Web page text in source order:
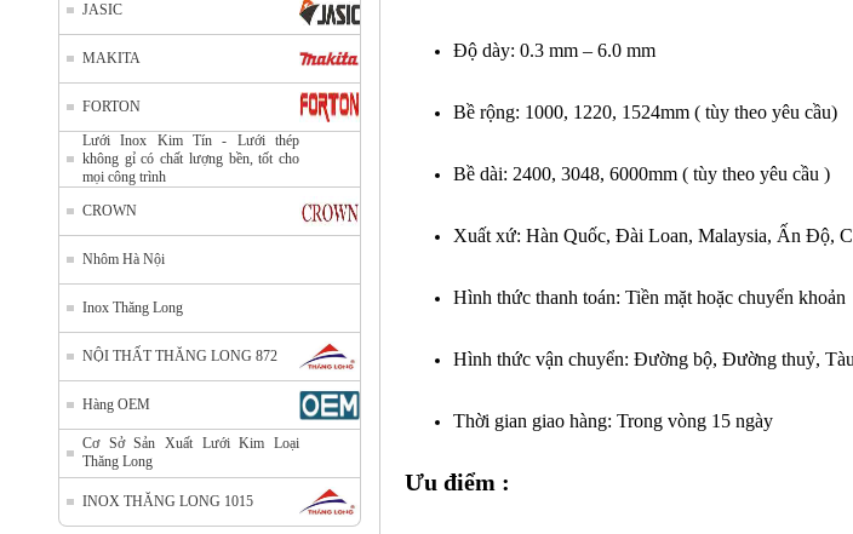
JASIC
MAKITA
FORTON
Lưới Inox Kim Tín - Lưới thép
không gỉ có chất lượng bền, tốt cho
mọi công trình
CROWN
Nhôm Hà Nội
Inox Thăng Long
NỘI THẤT THĂNG LONG 872
Hàng OEM
Cơ Sở Sản Xuất Lưới Kim Loại
Thăng Long
INOX THĂNG LONG 1015
Bán lưới inox tại Hà Nội
Mã SP: Banluoiinoxtaihanoi
Call
Độ dày: 0.3 mm – 6.0 mm
Bề rộng: 1000, 1220, 1524mm ( tùy theo yêu cầu)
Bề dài: 2400, 3048, 6000mm ( tùy theo yêu cầu )
Xuất xứ: Hàn Quốc, Đài Loan, Malaysia, Ấn Độ,
Hình thức thanh toán: Tiền mặt hoặc chuyển khoản
Hình thức vận chuyển: Đường bộ, Đường thuỷ,
Thời gian giao hàng: Trong vòng 15 ngày
Ưu điểm :